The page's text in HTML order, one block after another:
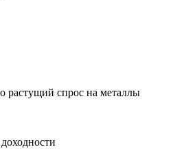
растущий спрос на металлы